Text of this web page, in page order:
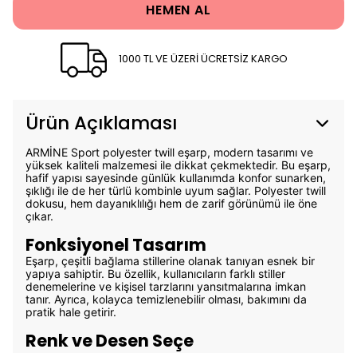
HEMEN AL
1000 TL VE ÜZERİ ÜCRETSİZ KARGO
Ürün Açıklaması
ARMİNE Sport polyester twill eşarp, modern tasarımı ve
yüksek kaliteli malzemesi ile dikkat çekmektedir. Bu eşarp,
hafif yapısı sayesinde günlük kullanımda konfor sunarken,
şıklığı ile de her türlü kombinle uyum sağlar. Polyester twill
dokusu, hem dayanıklılığı hem de zarif görünümü ile öne
çıkar.
Fonksiyonel Tasarım
Eşarp, çeşitli bağlama stillerine olanak tanıyan esnek bir
yapıya sahiptir. Bu özellik, kullanıcıların farklı stiller
denemelerine ve kişisel tarzlarını yansıtmalarına imkan
tanır. Ayrıca, kolayca temizlenebilir olması, bakımını da
pratik hale getirir.
Renk ve Desen Seçe